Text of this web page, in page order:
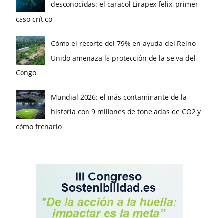
desconocidas: el caracol Lirapex felix, primer
caso crítico
Cómo el recorte del 79% en ayuda del Reino
Unido amenaza la protección de la selva del
Congo
Mundial 2026: el más contaminante de la
historia con 9 millones de toneladas de CO2 y
cómo frenarlo